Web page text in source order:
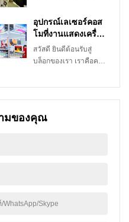
ประสิทธิภาพ ในบล็อก
โพสต์นี้ เราจะแชร์ราย
ละเอียดเกี่ยวกับขั้นตอน
การติดตั้ง เซสชันการฝึก
อบรม และประโยชน์ของ
เลเซอร์สำหรับธุรกิจของ
คุณ
แสดงในวิดีโออยู่ใน
บล็อกต่อไปนี้ ในฐานะผู้
อุปกรณ์เลเซอร์และ
เครื่องจักรอัญมณีชั้นนำ
เวลาที่ยอดเยี่ยมในการ
จัดแสดงนวัตกรรมล่าสุด
เลเซอร์ เครื่องแกะสลัก
ทั่วโลก และให้ข้อมูลเชิง
นานาชาติเซินเจิ้นปี
2024
อุปกรณ์เลเซอร์คอส
โมที่งานแสดงเครื่อง
ประดับนานาชาติ
เซินเจิ้น
สวัสดี ยินดีต้อนรับสู่
บล็อกของเรา เราคือคอส
เพิ่งกลับมาจาก.งาน
ในบล็อกนี้ เราจะบอกคุณ
มของคุณ
WhatsApp/Skype